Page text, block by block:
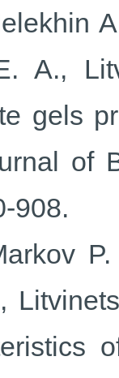
A.,
gels
of
908.